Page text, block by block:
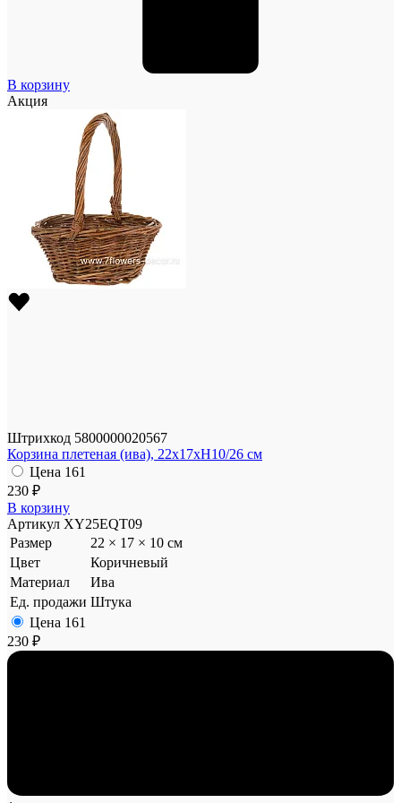
В корзину
Акция
Штрихкод 5800000020567
Корзина плетеная (ива), 22x17xH10/26 см
Цена 161
230 ₽
В корзину
Артикул XY25EQT09
Размер
22 × 17 × 10 см
Цвет
Коричневый
Материал
Ива
Ед. продажи Штука
Цена 161
230 ₽